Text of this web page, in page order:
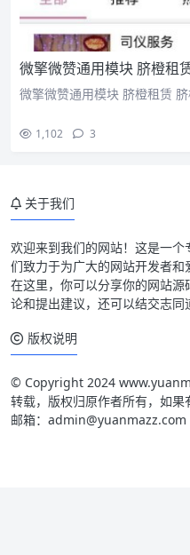
微擎微赞通用模块 脐橙租
微擎微赞通用模块 脐橙租赁
1,102 3
关于我们
欢迎来到我们的网站！这是一
们致力于为广大的网站开发者和
在这里，你可以分享你的网站
论和提出建议，还可以结交志同
版权说明
© Copyright 2024
转载，版权归原作者所有，如
邮箱：admin@yuanmazz.com